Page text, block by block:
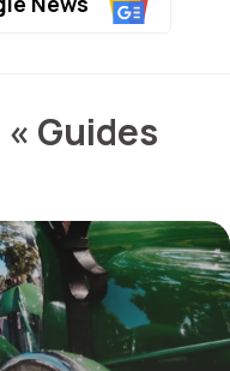
Guides